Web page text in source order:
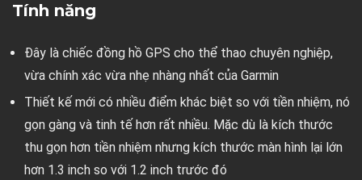
Tính năng
Đây là chiếc đồng hồ GPS cho thể thao chuyên nghiệp,
vừa chính xác vừa nhẹ nhàng nhất của Garmin
Thiết kế mới có nhiều điểm khác biệt so với tiền nhiệm, nó
gọn gàng và tinh tế hơn rất nhiều. Mặc dù là kích thước
thu gọn hơn tiền nhiệm nhưng kích thước màn hình lại lớn
hơn 1.3 inch so với 1.2 inch trước đó